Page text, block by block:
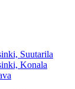
Suutarila
Konala